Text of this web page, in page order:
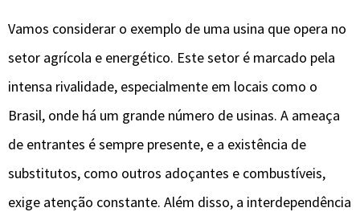
Vamos considerar o exemplo de uma usina que opera no
setor agrícola e energético. Este setor é marcado pela
intensa rivalidade, especialmente em locais como o
Brasil, onde há um grande número de usinas. A ameaça
de entrantes é sempre presente, e a existência de
substitutos, como outros adoçantes e combustíveis,
exige atenção constante. Além disso, a interdependência